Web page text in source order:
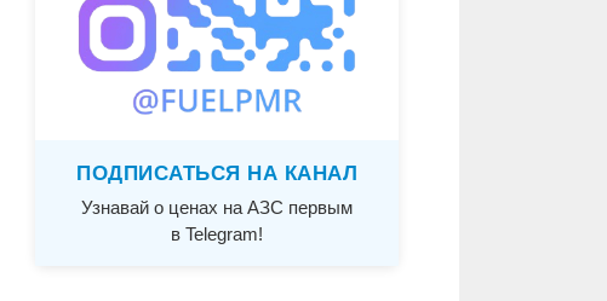
ПОДПИСАТЬСЯ НА КАНАЛ
Узнавай о ценах на АЗС первым
в Telegram!